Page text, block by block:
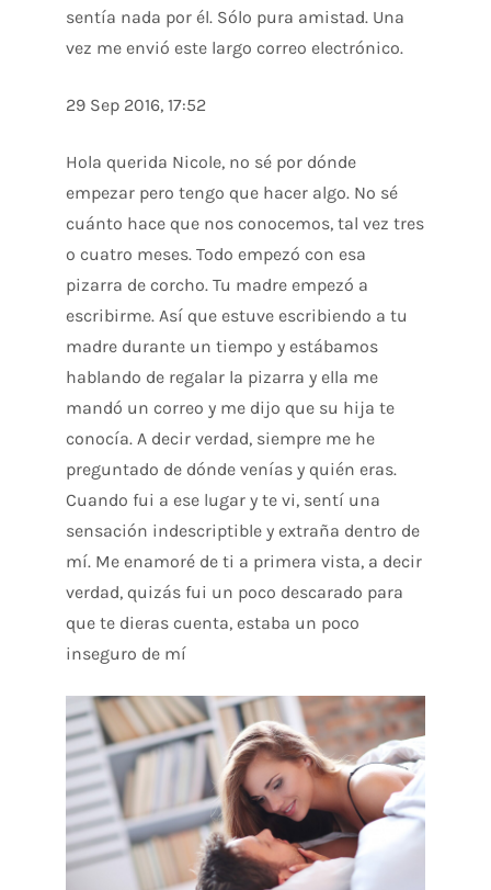
sentía nada por él. Sólo pura amistad. Una
vez me envió este largo correo electrónico.
29 Sep 2016, 17:52
Hola querida Nicole, no sé por dónde
empezar pero tengo que hacer algo. No sé
cuánto hace que nos conocemos, tal vez tres
o cuatro meses. Todo empezó con esa
pizarra de corcho. Tu madre empezó a
escribirme. Así que estuve escribiendo a tu
madre durante un tiempo y estábamos
hablando de regalar la pizarra y ella me
mandó un correo y me dijo que su hija te
conocía. A decir verdad, siempre me he
preguntado de dónde venías y quién eras.
Cuando fui a ese lugar y te vi, sentí una
sensación indescriptible y extraña dentro de
mí. Me enamoré de ti a primera vista, a decir
verdad, quizás fui un poco descarado para
que te dieras cuenta, estaba un poco
inseguro de mí